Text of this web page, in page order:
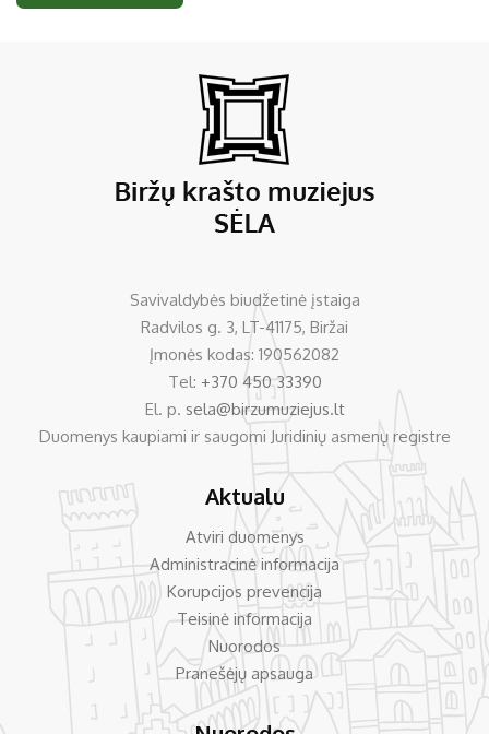
Savivaldybės biudžetinė įstaiga
Radvilos g. 3, LT-41175, Biržai
Įmonės kodas: 190562082
Tel: +370 450 33390
El. p. sela@birzumuziejus.lt
Duomenys kaupiami ir saugomi Juridinių asmenų registre
Aktualu
Atviri duomenys
Administracinė informacija
Korupcijos prevencija
Teisinė informacija
Nuorodos
Pranešėjų apsauga